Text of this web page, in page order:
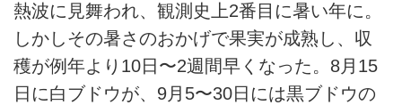
熱波に見舞われ、観測史上2番目に暑い年に。
しかしその暑さのおかげで果実が成熟し、収
穫が例年より10日〜2週間早くなった。8月15
日に白ブドウが、9月5〜30日には黒ブドウの